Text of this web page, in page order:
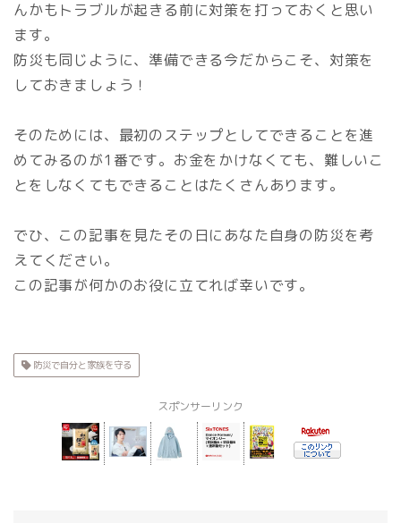
んかもトラブルが起きる前に対策を打っておくと思い
ます。
防災も同じように、準備できる今だからこそ、対策を
しておきましょう！
そのためには、最初のステップとしてできることを進
めてみるのが1番です。お金をかけなくても、難しいこ
とをしなくてもできることはたくさんあります。
でひ、この記事を見たその日にあなた自身の防災を考
えてください。
この記事が何かのお役に立てれば幸いです。
防災で自分と家族を守る
スポンサーリンク